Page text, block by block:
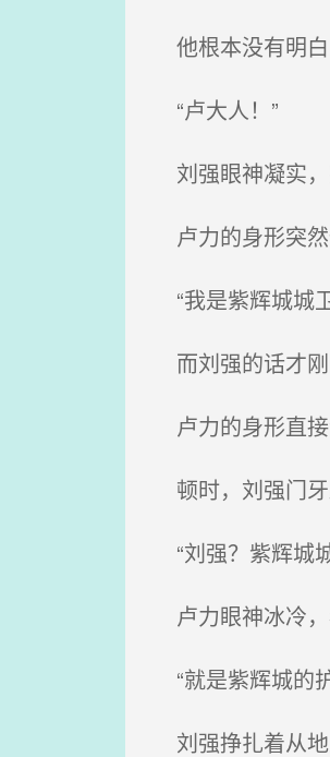
他根本没有明白
“卢大人！”
刘强眼神凝实，
卢力的身形突然
“我是紫辉城城
而刘强的话才刚
卢力的身形直接
顿时，刘强门牙
“刘强？紫辉城
卢力眼神冰冷，
“就是紫辉城的
刘强挣扎着从地